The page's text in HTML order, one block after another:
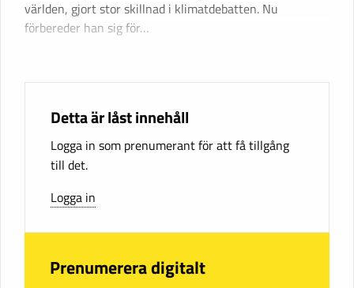
världen, gjort stor skillnad i klimatdebatten. Nu
förbereder han sig för…
Detta är låst innehåll
Logga in som prenumerant för att få tillgång
till det.
Logga in
Prenumerera digitalt